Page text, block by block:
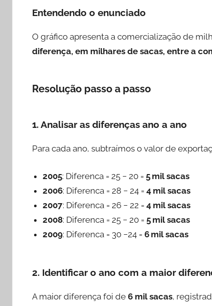
Entendendo o enunciado
O gráfico apresenta a comercialização de
diferença, em milhares de sacas, entre a
Resolução passo a passo
1. Analisar as diferenças ano a ano
Para cada ano, subtraímos o valor de
2005: Diferenca = 25 − 20 =5 mil sacas
2006: Diferenca = 28 − 24 =4 mil sacas
2007: Diferenca = 26 − 22 =4 mil sacas
2008: Diferenca = 25 − 20 =5 mil sacas
2009: Diferenca = 30 −24 =6 mil sacas
2. Identificar o ano com a maior
A maior diferença foi de 6 mil sacas,